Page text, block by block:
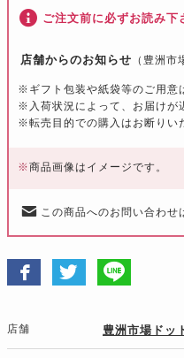
ご注文前に必ずお読み下
店舗からのお知らせ （豊洲市
※ギフト包装や紙袋等のご用意
※入荷状況によって、お届けが
※転売目的での購入はお断りい
※商品画像はイメージです。
この商品へのお問い合わせ
店舗 豊洲市場ドッ